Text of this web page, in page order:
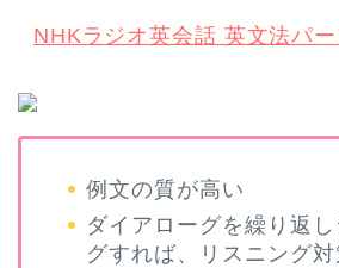
NHKラジオ英会話 英文法パ
例文の質が高い
ダイアローグを繰り返
グすれば、リスニング対